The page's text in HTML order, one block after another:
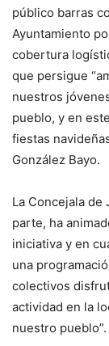
público barras
Ayuntamiento
cobertura
que persigue
nuestros
pueblo, y en
fiestas
González Bayo.
La Concejala de
parte, ha
iniciativa y en
una
colectivos
actividad en la
nuestro pueblo”.